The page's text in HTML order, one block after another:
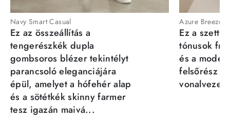
Navy Smart Casual
Ez az összeállítás a
tengerészkék dupla
gombsoros blézer tekintélyt
parancsoló eleganciájára
épül, amelyet a hófehér alap
és a sötétkék skinny farmer
tesz igazán maivá...
Azure Breeze
Ez a szett
tónusok
és a
felsőrész